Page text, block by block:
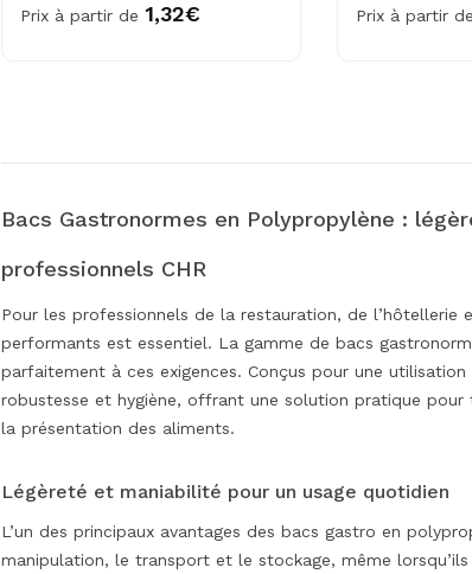
Bacs Gastronormes en Polypropylène :
professionnels CHR
Pour les professionnels de la restauration, de
performants est essentiel. La gamme de bacs
parfaitement à ces exigences. Conçus pour une
robustesse et hygiène, offrant une solution pratique
la présentation des aliments.
Légèreté et maniabilité pour un usage quotidien
L’un des principaux avantages des bacs gastro en
manipulation, le transport et le stockage, même
Prix à partir de 1,32€ Prix à partir de